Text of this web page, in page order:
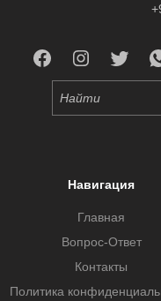
Навигация
Главная
Вопрос-Ответ
Контакты
Политика